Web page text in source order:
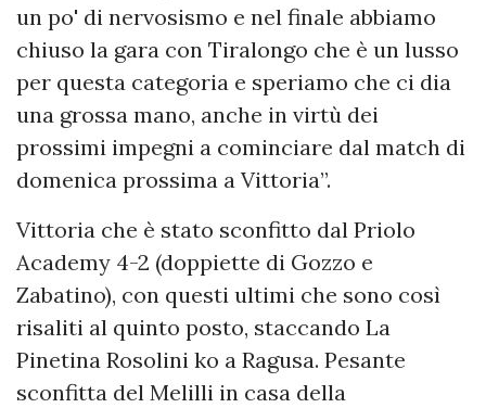
un po' di nervosismo e nel finale abbiamo
chiuso la gara con Tiralongo che è un lusso
per questa categoria e speriamo che ci dia
una grossa mano, anche in virtù dei
prossimi impegni a cominciare dal match di
domenica prossima a Vittoria”.
Vittoria che è stato sconfitto dal Priolo
Academy 4-2 (doppiette di Gozzo e
Zabatino), con questi ultimi che sono così
risaliti al quinto posto, staccando La
Pinetina Rosolini ko a Ragusa. Pesante
sconfitta del Melilli in casa della